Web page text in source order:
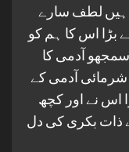
ہیں لطف سارے
اس کا ہم کو
سمجھو آدمی کا
شرمائی آدمی کے
اس نے اور کچھ
ذات بکری کی دل